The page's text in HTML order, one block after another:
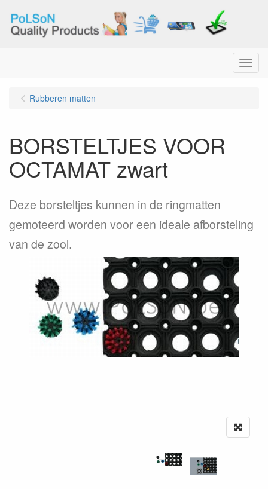
Menu
Rubberen matten
BORSTELTJES VOOR
OCTAMAT zwart
Deze borsteltjes kunnen in de ringmatten
gemoteerd worden voor een ideale afborsteling
van de zool.